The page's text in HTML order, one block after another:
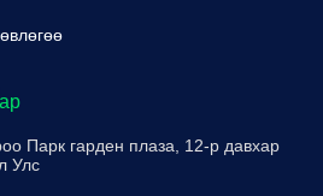
Парк гарден плаза, 12-р давхар
Улс